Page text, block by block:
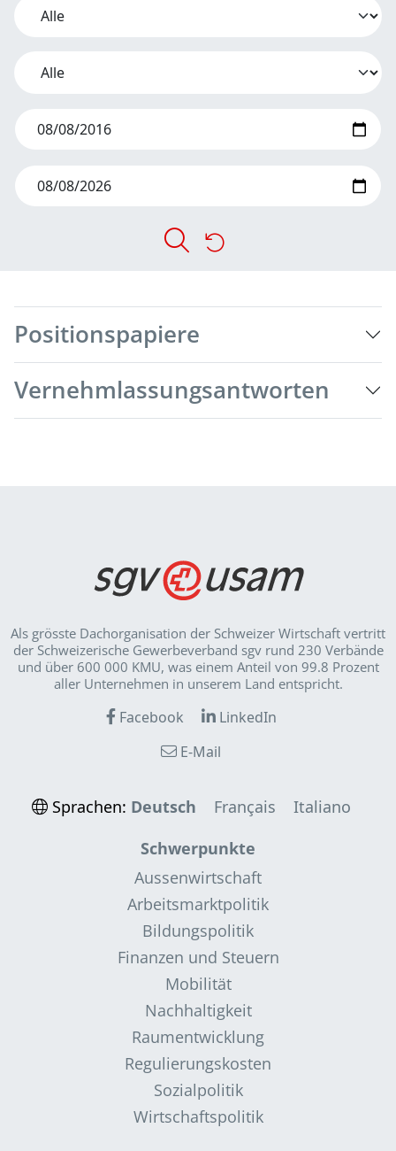
Positionspapiere
Vernehmlassungsantworten
Als grösste Dachorganisation der Schweizer Wirt­schaft vertritt
der Schweizerische Gewerbeverband sgv rund 230 Verbände
und über 600 000 KMU, was einem Anteil von 99.8 Prozent
aller Unternehmen in unserem Land entspricht.
Facebook
LinkedIn
E-Mail
Sprachen: Deutsch Français
Italiano
Schwerpunkte
Aussenwirtschaft
Arbeitsmarktpolitik
Bildungspolitik
Finanzen und Steuern
Mobilität
Nachhaltigkeit
Raumentwicklung
Regulierungskosten
Sozialpolitik
Wirtschaftspolitik